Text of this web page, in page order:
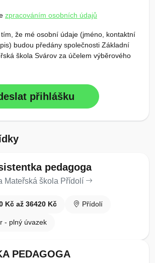
zpracováním osobních údajů
že mé osobní údaje (jméno, kontaktní
budou předány společnosti Základní
škola Svárov za účelem výběrového
přihlášku
pedagoga
Mateřská škola Přídolí
Kč až 36420 Kč Přídolí
- plný úvazek
PEDAGOGA